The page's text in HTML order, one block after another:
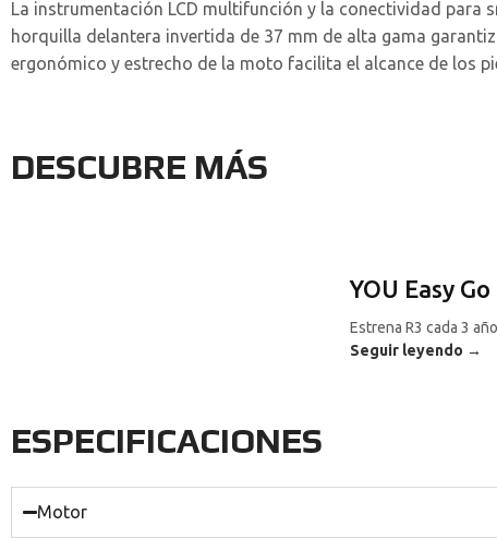
La instrumentación LCD multifunción y la conectividad para
horquilla delantera invertida de 37 mm de alta gama
ergonómico y estrecho de la moto facilita el alcance de los
DESCUBRE MÁS
YOU Easy Go
Estrena R3 cada 3
Seguir leyendo →
ESPECIFICACIONES
Motor